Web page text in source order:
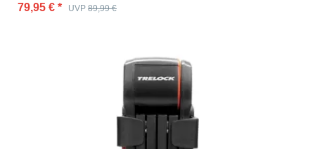
79,95 € * UVP 89,99 €